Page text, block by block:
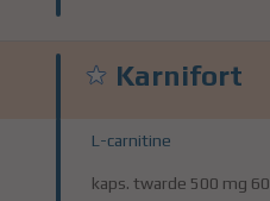
Karnifort
L-carnitine
kaps. twarde 500 mg